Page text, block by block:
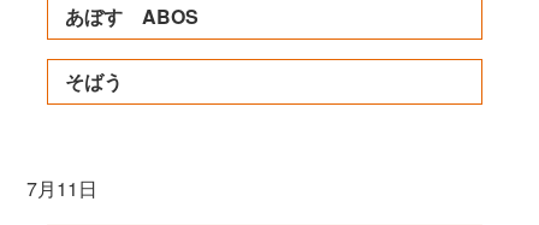
あぼす ABOS
そばう
7月11日